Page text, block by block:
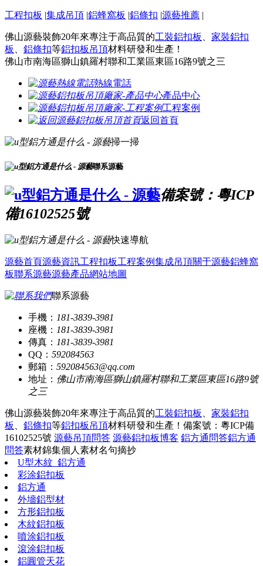
工程扣板 |集成吊頂 |鋁蜂窩板 |鋁條扣 |源藝推薦 |
佛山源藝裝飾20年來專注于高品質的工裝鋁扣板
家裝鋁扣
板
鋁條扣等鋁扣板吊頂材料研發和生產！
佛山市南海區獅山鎮羅村聯和工業區東區16路9號之三
熱線電話
產品中心
工程案例
返回首頁
掃一掃
聯系源藝
備案號：粵ICP
備16102525號
快速導航
源藝首頁源藝資訊工程扣板工程案例集成吊頂關于源藝鋁蜂窩
板聯系源藝源藝產品網站地圖
聯系源藝
手機： 181-3839-3981
座機： 181-3839-3981
傳真： 181-3839-3981
QQ： 592084563
郵箱： 592084563@qq.com
地址： 佛山市南海區獅山鎮羅村聯和工業區東區16路9號
之三
佛山源藝裝飾20年來專注于高品質的工裝鋁扣板 、 家裝鋁扣
板 、 鋁條扣等鋁扣板吊頂材料研發和生產！ 備案號：粵ICP備
16102525號 源藝吊頂問答 源藝鋁扣板博客 鋁方通問答鋁方通
問答素材錦集個人素材名句摘抄
U型木紋_鋁方通
彩涂鋁扣板
鋁方通
外墻鋁型材
方形鋁扣板
木紋鋁扣板
噴涂鋁扣板
滾涂鋁扣板
鋁圓管天花